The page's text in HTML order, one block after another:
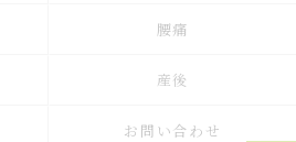
腰痛
産後
お問い合わせ